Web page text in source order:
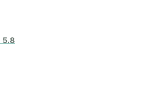
5.8